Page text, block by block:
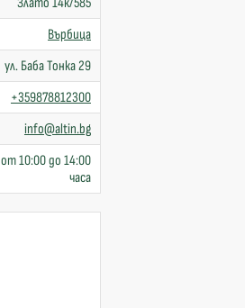
Върбица
ул. Баба Тонка 29
+359878812300
info@altin.bg
10:00 до 14:00
часа